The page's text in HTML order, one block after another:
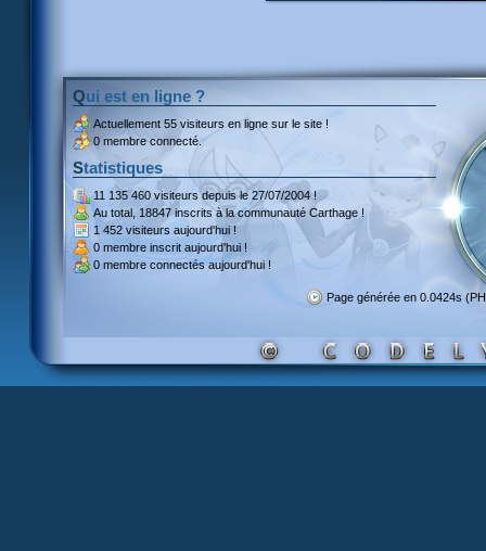
Qui est en ligne ?
Actuellement 55 visiteurs en ligne sur le site !
0 membre connecté.
Statistiques
11 135 460 visiteursdepuis le 27/07/2004 !
Au total, 18847 inscritsà la communauté Carthage !
1 452 visiteurs aujourd'hui !
0 membre inscrit aujourd'hui !
0 membre connectés aujourd'hui !
Page générée en 0.0424s